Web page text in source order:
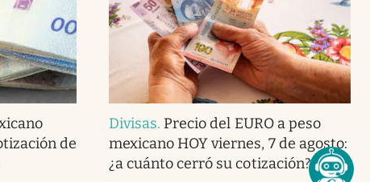
de
Divisas. Precio del EURO a peso
mexicano HOY viernes, 7 de agosto:
¿a cuánto cerró su cotización?